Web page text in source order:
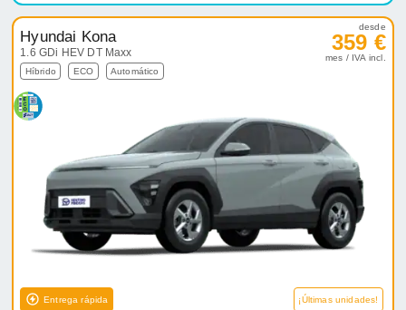
Hyundai Kona
1.6 GDi HEV DT Maxx
Híbrido ECO Automático
desde
359 €
mes / IVA incl.
Entrega rápida ¡Últimas unidades!